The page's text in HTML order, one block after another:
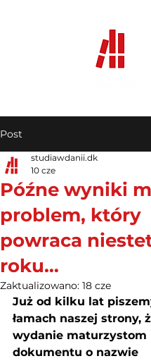
Post
Późne wyniki
problem, który
powraca
roku…
studiawdanii.dk
10 cze
Zaktualizowano: 18 cze
Już od kilku lat
łamach naszej strony,
wydanie maturzystom
dokumentu o nazwie